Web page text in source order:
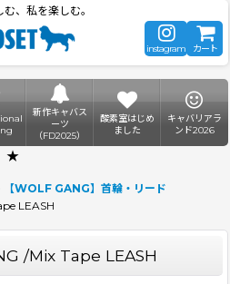
、私を楽しむ。
instagram カート
新作キャバス
ーツ
（FD2025）
酸素室はじめ
ました
キャバリアラ
ンド2026
★
【WOLF GANG】首輪・リード
LEASH
/Mix Tape LEASH